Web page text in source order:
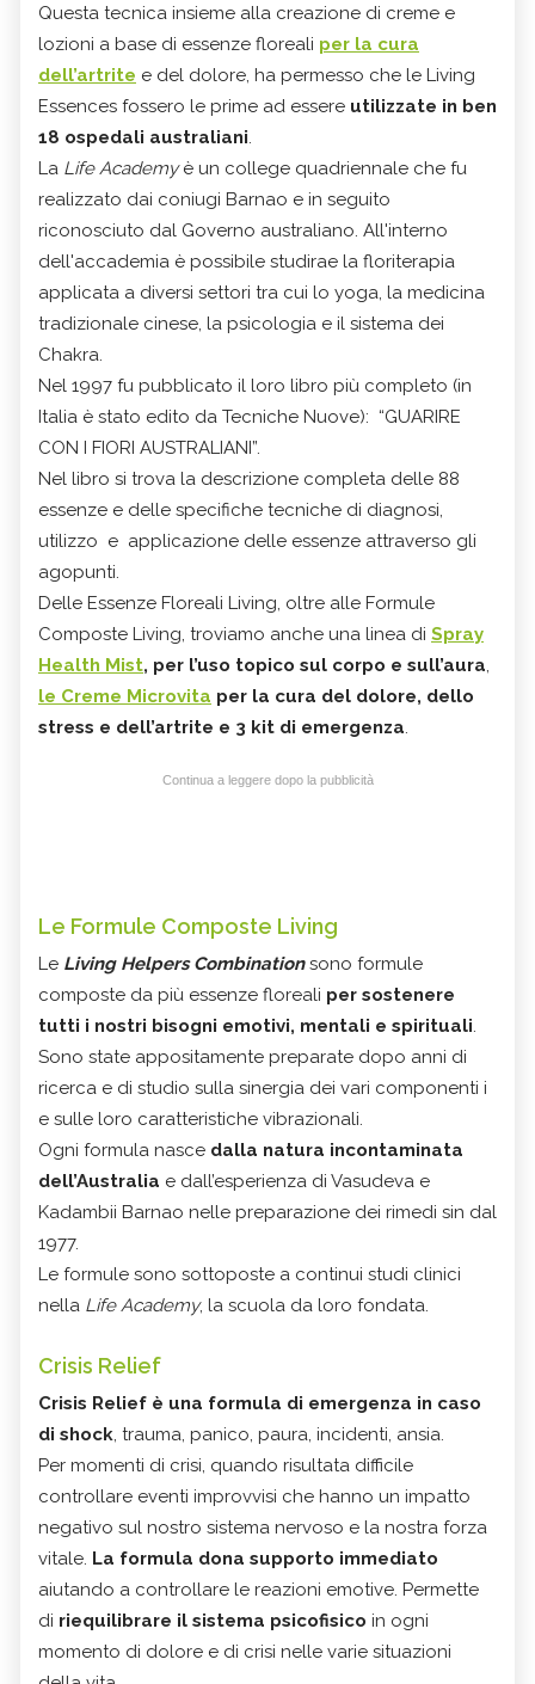
Questa tecnica insieme alla creazione di creme e
lozioni a base di essenze floreali per la cura
dell’artrite e del dolore, ha permesso che le Living
Essences fossero le prime ad essere utilizzate in ben
18 ospedali australiani.
La Life Academyè un college quadriennale che fu
realizzato dai coniugi Barnao e in seguito
riconosciuto dal Governo australiano. All'interno
dell'accademia è possibile studirae la floriterapia
applicata a diversi settori tra cui lo yoga, la medicina
tradizionale cinese, la psicologia e il sistema dei
Chakra.
Nel 1997 fu pubblicato il loro libro più completo (in
Italia è stato edito da Tecniche Nuove): “GUARIRE
CON I FIORI AUSTRALIANI”.
Nel libro si trova la descrizione completa delle 88
essenze e delle specifiche tecniche di diagnosi,
utilizzo e applicazione delle essenze attraverso gli
agopunti.
Delle Essenze Floreali Living, oltre alle Formule
Composte Living, troviamo anche una linea di Spray
Health Mist, per l’uso topico sul corpo e sull’aura,
le Creme Microvita per la cura del dolore, dello
stress e dell’artrite e 3 kit di emergenza.
Continua a leggere dopo la pubblicità
Le Formule Composte Living
Le Living Helpers Combinationsono formule
composte da più essenze floreali per sostenere
tutti i nostri bisogni emotivi, mentali e spirituali.
Sono state appositamente preparate dopo anni di
ricerca e di studio sulla sinergia dei vari componenti i
e sulle loro caratteristiche vibrazionali.
Ogni formula nasce dalla natura incontaminata
dell’Australia e dall’esperienza di Vasudeva e
Kadambii Barnao nelle preparazione dei rimedi sin dal
1977.
Le formule sono sottoposte a continui studi clinici
nella Life Academy, la scuola da loro fondata.
Crisis Relief
Crisis Relief è una formula di emergenza in caso
di shock, trauma, panico, paura, incidenti, ansia.
Per momenti di crisi, quando risultata difficile
controllare eventi improvvisi che hanno un impatto
negativo sul nostro sistema nervoso e la nostra forza
vitale. La formula dona supporto immediato
aiutando a controllare le reazioni emotive. Permette
di riequilibrare il sistema psicofisico in ogni
momento di dolore e di crisi nelle varie situazioni